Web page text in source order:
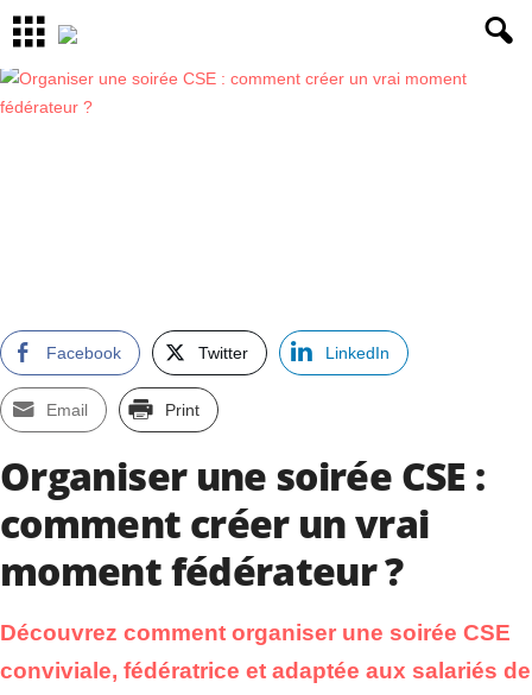
Facebook Twitter LinkedIn
Email Print
Organiser une soirée CSE :
comment créer un vrai
moment fédérateur ?
Découvrez comment organiser une soirée CSE
conviviale, fédératrice et adaptée aux salariés de